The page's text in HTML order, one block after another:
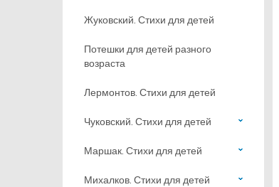
Жуковский. Стихи для детей
Потешки для детей разного
возраста
Лермонтов. Стихи для детей
Чуковский. Стихи для детей
Маршак. Стихи для детей
Михалков. Стихи для детей